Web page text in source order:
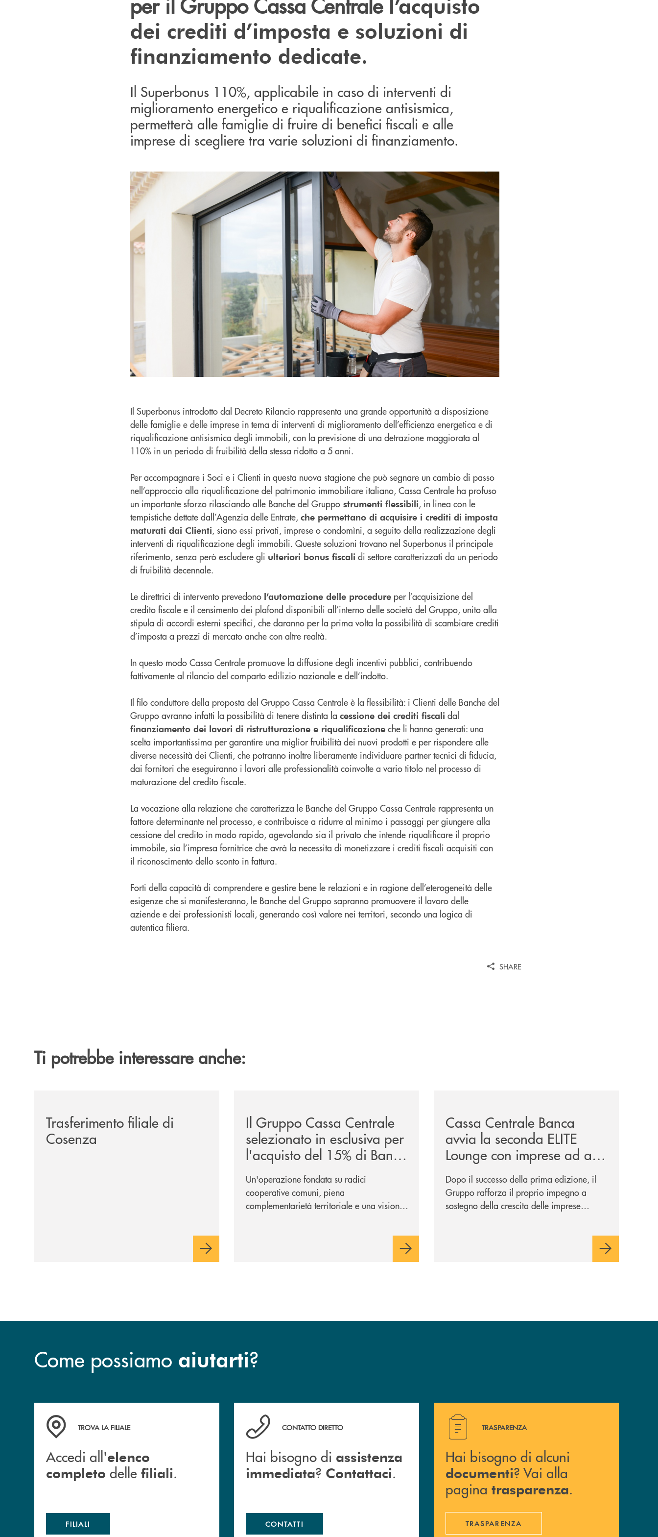
dei crediti d’imposta e soluzioni di
finanziamento dedicate.
Il Superbonus 110%, applicabile in caso di interventi di
miglioramento energetico e riqualificazione antisismica,
permetterà alle famiglie di fruire di benefici fiscali e alle
imprese di scegliere tra varie soluzioni di finanziamento.
Il Superbonus introdotto dal Decreto Rilancio rappresenta una grande opportunità a disposizione
delle famiglie e delle imprese in tema di interventi di miglioramento dell’efficienza energetica e di
riqualificazione antisismica degli immobili, con la previsione di una detrazione maggiorata al
110% in un periodo di fruibilità della stessa ridotto a 5 anni.
Per accompagnare i Soci e i Clienti in questa nuova stagione che può segnare un cambio di passo
nell’approccio alla riqualificazione del patrimonio immobiliare italiano, Cassa Centrale ha profuso
un importante sforzo rilasciando alle Banche del Gruppo strumenti flessibili, in linea con le
tempistiche dettate dall’Agenzia delle Entrate, che permettano di acquisire i crediti di imposta
maturati dai Clienti, siano essi privati, imprese o condomìni, a seguito della realizzazione degli
interventi di riqualificazione degli immobili. Queste soluzioni trovano nel Superbonus il principale
riferimento, senza però escludere gli ulteriori bonus fiscali di settore caratterizzati da un periodo
di fruibilità decennale.
Le direttrici di intervento prevedono l’automazione delle procedure per l’acquisizione del
credito fiscale e il censimento dei plafond disponibili all’interno delle società del Gruppo, unito alla
stipula di accordi esterni specifici, che daranno per la prima volta la possibilità di scambiare crediti
d’imposta a prezzi di mercato anche con altre realtà.
In questo modo Cassa Centrale promuove la diffusione degli incentivi pubblici, contribuendo
fattivamente al rilancio del comparto edilizio nazionale e dell’indotto.
Il filo conduttore della proposta del Gruppo Cassa Centrale è la flessibilità: i Clienti delle Banche del
Gruppo avranno infatti la possibilità di tenere distinta la cessione dei crediti fiscali dal
finanziamento dei lavori di ristrutturazione e riqualificazione che li hanno generati: una
scelta importantissima per garantire una miglior fruibilità dei nuovi prodotti e per rispondere alle
diverse necessità dei Clienti, che potranno inoltre liberamente individuare partner tecnici di fiducia,
dai fornitori che eseguiranno i lavori alle professionalità coinvolte a vario titolo nel processo di
maturazione del credito fiscale.
La vocazione alla relazione che caratterizza le Banche del Gruppo Cassa Centrale rappresenta un
fattore determinante nel processo, e contribuisce a ridurre al minimo i passaggi per giungere alla
cessione del credito in modo rapido, agevolando sia il privato che intende riqualificare il proprio
immobile, sia l’impresa fornitrice che avrà la necessita di monetizzare i crediti fiscali acquisiti con
il riconoscimento dello sconto in fattura.
Forti della capacità di comprendere e gestire bene le relazioni e in ragione dell’eterogeneità delle
esigenze che si manifesteranno, le Banche del Gruppo sapranno promuovere il lavoro delle
aziende e dei professionisti locali, generando così valore nei territori, secondo una logica di
autentica filiera.
SHARE
Ti potrebbe interessare anche:
Trasferimento filiale di
Cosenza
Il Gruppo Cassa Centrale
selezionato in esclusiva per
l'acquisto del 15% di Banca
Cambiano 1884
Un'operazione fondata su radici
cooperative comuni, piena
complementarietà territoriale e una visione
Cassa Centrale Banca
avvia la seconda ELITE
Lounge con imprese ad alto
potenziale
Dopo il successo della prima edizione, il
Gruppo rafforza il proprio impegno a
sostegno della crescita delle imprese
Come possiamo aiutarti?
Accedi all' elenco completo delle filiali .
TROVA LA FILIALE
Accedi all'elenco
completo delle filiali.
FILIALI
Hai bisogno di assistenza immediata ? Contattaci .
CONTATTO DIRETTO
Hai bisogno di assistenza
immediata? Contattaci.
CONTATTI
Hai bisogno di alcuni documenti ? Vai alla pagina
TRASPARENZA
Hai bisogno di alcuni
documenti? Vai alla
pagina trasparenza.
TRASPARENZA